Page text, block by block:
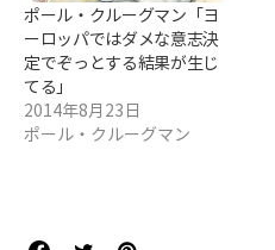
ポール・クルーグマン「ヨ
ーロッパではダメな意志決
定でぞっとする結果が生じ
てる」
2014年8月23日
ポール・クルーグマン